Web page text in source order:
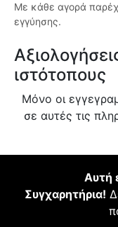
Με κάθε αγορά
εγγύησης.
ιστότοπους
Μόνο οι
σε αυτές τις
Αυτή
Συγχαρητήρια!